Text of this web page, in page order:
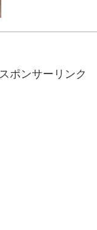
スポンサーリンク